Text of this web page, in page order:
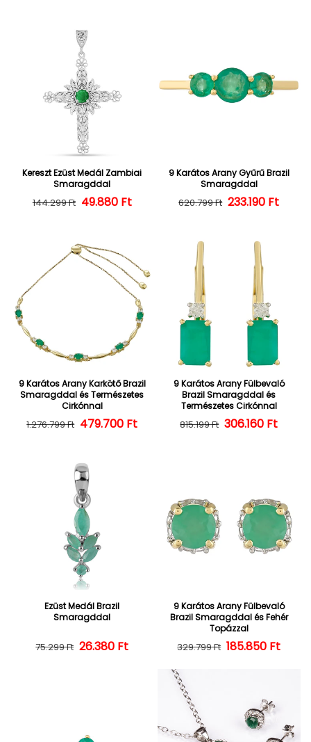
Kereszt Ezüst Medál Zambiai
Smaragddal
Normál ár
144.299 Ft Kedvezményes ár
49.880 Ft
9 Karátos Arany Gyűrű Brazil
Smaragddal
Normál ár
620.799 Ft 233.190 Ft
9 Karátos Arany Karkötő Brazil
Smaragddal és Természetes
Cirkónnal
Normál ár
1.276.799 Ft Kedvezményes ár
479.700 Ft
9 Karátos Arany Fülbevaló
Brazil Smaragddal és
Természetes Cirkónnal
Normál ár
815.199 Ft 306.160 Ft
Ezüst Medál Brazil
Smaragddal
Normál ár
75.299 Ft Kedvezményes ár
26.380 Ft
9 Karátos Arany Fülbevaló
Brazil Smaragddal és Fehér
Topázzal
Normál ár
329.799 Ft 185.850 Ft